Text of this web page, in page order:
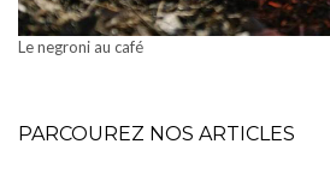
Le negroni au café
PARCOUREZ NOS ARTICLES